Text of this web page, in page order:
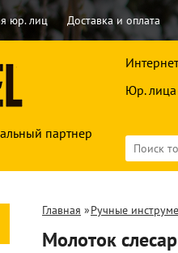
юр. лиц Доставка и оплата
партнер
Юр. лица
Главная »Ручные
Молоток